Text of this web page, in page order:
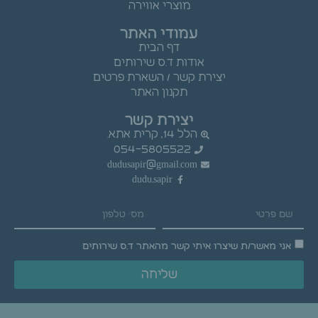
מוצרי אווירה
עמודי האתר
דף הבית
אודות ד.ס שירותים
יצירת קשר / השארת פרטים
תקנון האתר
יצירת קשר
הלל 14, קרית אתא.
054-5805522
dudusapir@gmail.com
dudu.sapir
אני מאשר/ת שיצרו איתי קשר מהאתר ד.ס שירותים
שליחה